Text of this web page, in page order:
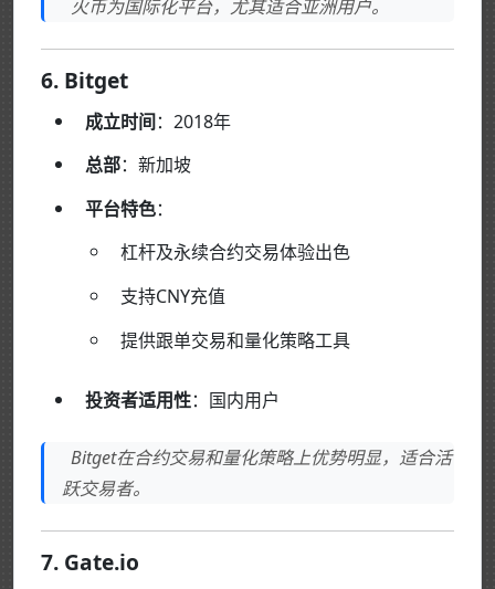
火币为国际化平台，尤其适合亚洲用户。
6. Bitget
成立时间：2018年
总部：新加坡
平台特色：
杠杆及永续合约交易体验出色
支持CNY充值
提供跟单交易和量化策略工具
投资者适用性：国内用户
Bitget在合约交易和量化策略上优势明显，适合活
跃交易者。
7. Gate.io